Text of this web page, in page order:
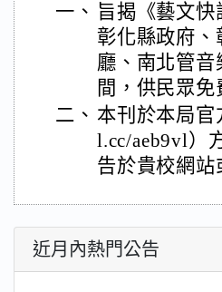
一、 旨揭《藝文
彰化縣政府、
廳、南北管
間，供民眾免
二、 本刊於本局
l.cc/aeb9vl）
告於貴校網
近月內熱門公告